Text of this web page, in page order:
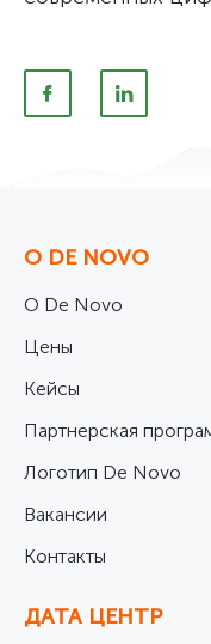
О DE NOVO
О De Novo
Цены
Кейсы
Партнерская
Логотип De Novo
Вакансии
Контакты
ДАТА ЦЕНТР